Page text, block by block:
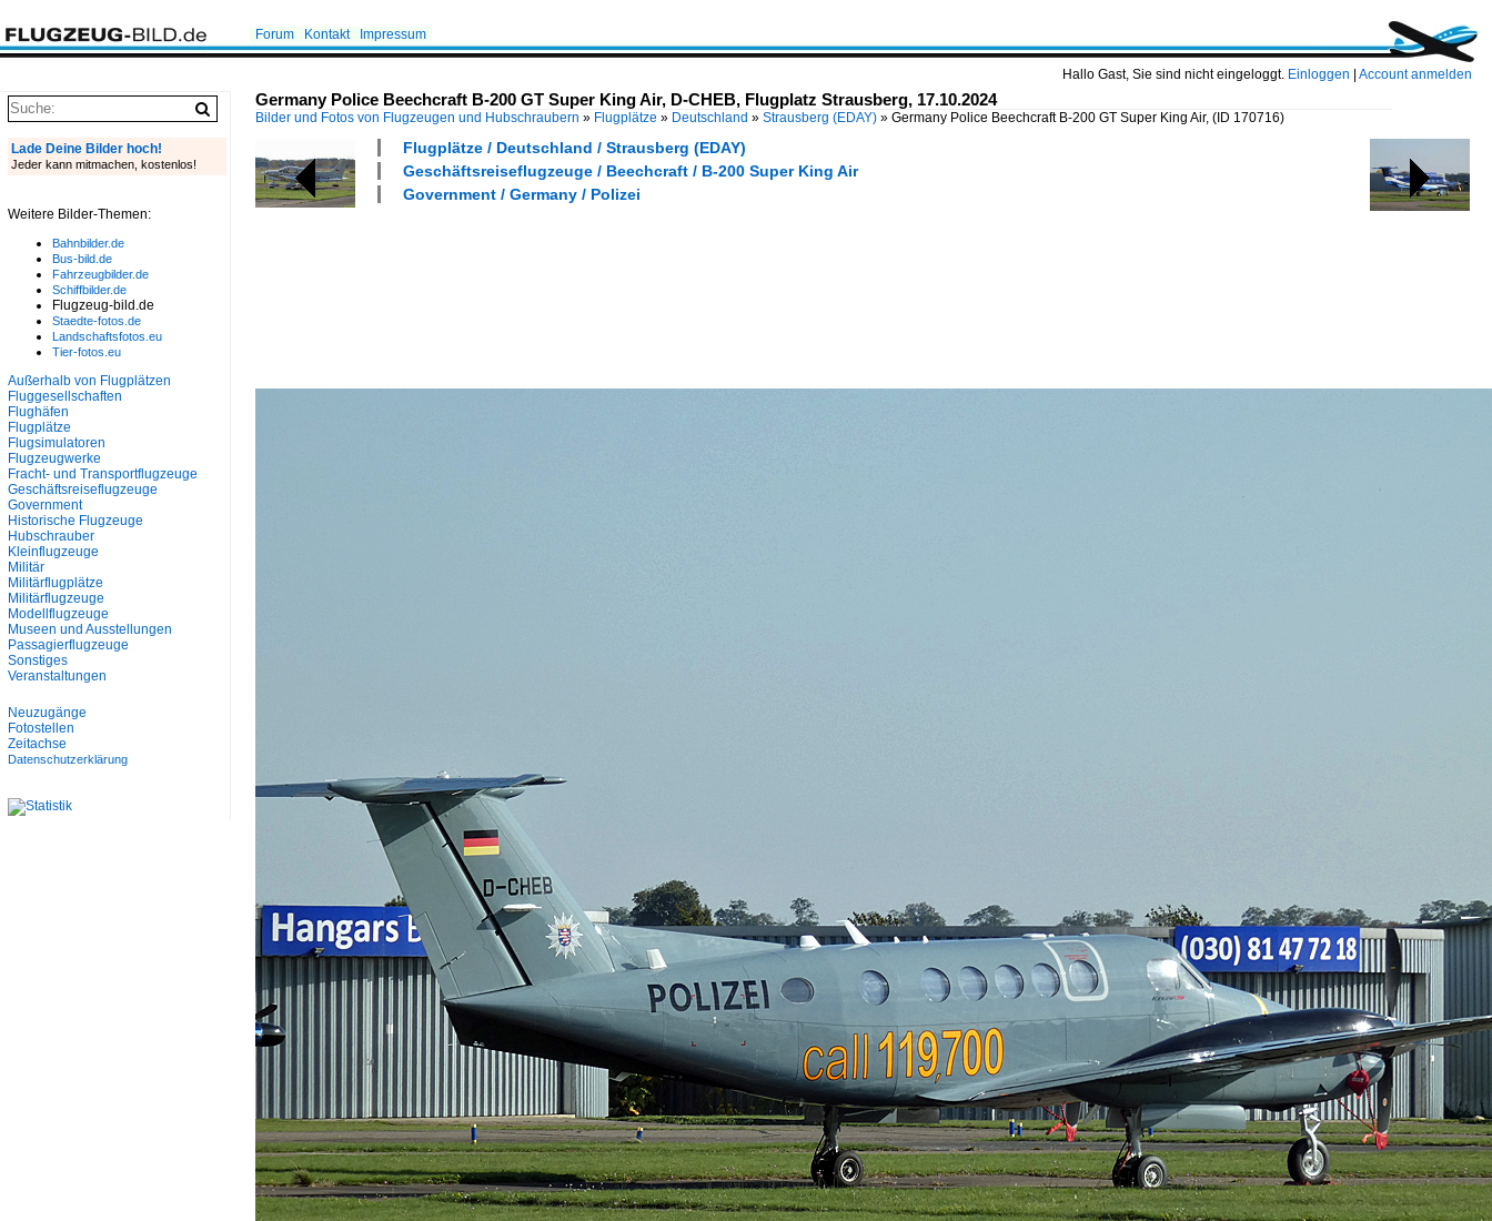
Hallo Gast, Sie sind nicht eingeloggt. Einloggen Account anmelden
Forum Kontakt Impressum
Germany Police Beechcraft B-200 GT Super King Air, D-CHEB, Flugplatz Strausberg, 17.10.2024
Bilder und Fotos von Flugzeugen und Hubschraubern » Flugplätze » Deutschland » Strausberg (EDAY) » Germany Police Beechcraft B-200 GT Super King Air, (ID 170716)
Flugplätze / Deutschland / Strausberg (EDAY)
Geschäftsreiseflugzeuge / Beechcraft / B-200 Super King Air
Government / Germany / Polizei
Lade Deine Bilder hoch!
Jeder kann mitmachen, kostenlos!
Weitere Bilder-Themen:
Bahnbilder.de
Bus-bild.de
Fahrzeugbilder.de
Schiffbilder.de
Flugzeug-bild.de
Staedte-fotos.de
Landschaftsfotos.eu
Tier-fotos.eu
Außerhalb von Flugplätzen
Fluggesellschaften
Flughäfen
Flugplätze
Flugsimulatoren
Flugzeugwerke
Fracht- und Transportflugzeuge
Geschäftsreiseflugzeuge
Government
Historische Flugzeuge
Hubschrauber
Kleinflugzeuge
Militär
Militärflugplätze
Militärflugzeuge
Modellflugzeuge
Museen und Ausstellungen
Passagierflugzeuge
Sonstiges
Veranstaltungen
Neuzugänge
Fotostellen
Zeitachse
Datenschutzerklärung